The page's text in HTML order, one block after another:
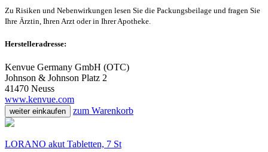
Zu Risiken und Nebenwirkungen lesen Sie die Packungsbeilage und fragen Sie
Ihre Ärztin, Ihren Arzt oder in Ihrer Apotheke.
Herstelleradresse:
Kenvue Germany GmbH (OTC)
Johnson & Johnson Platz 2
41470 Neuss
www.kenvue.com
weiter einkaufen zum Warenkorb
LORANO akut Tabletten, 7 St